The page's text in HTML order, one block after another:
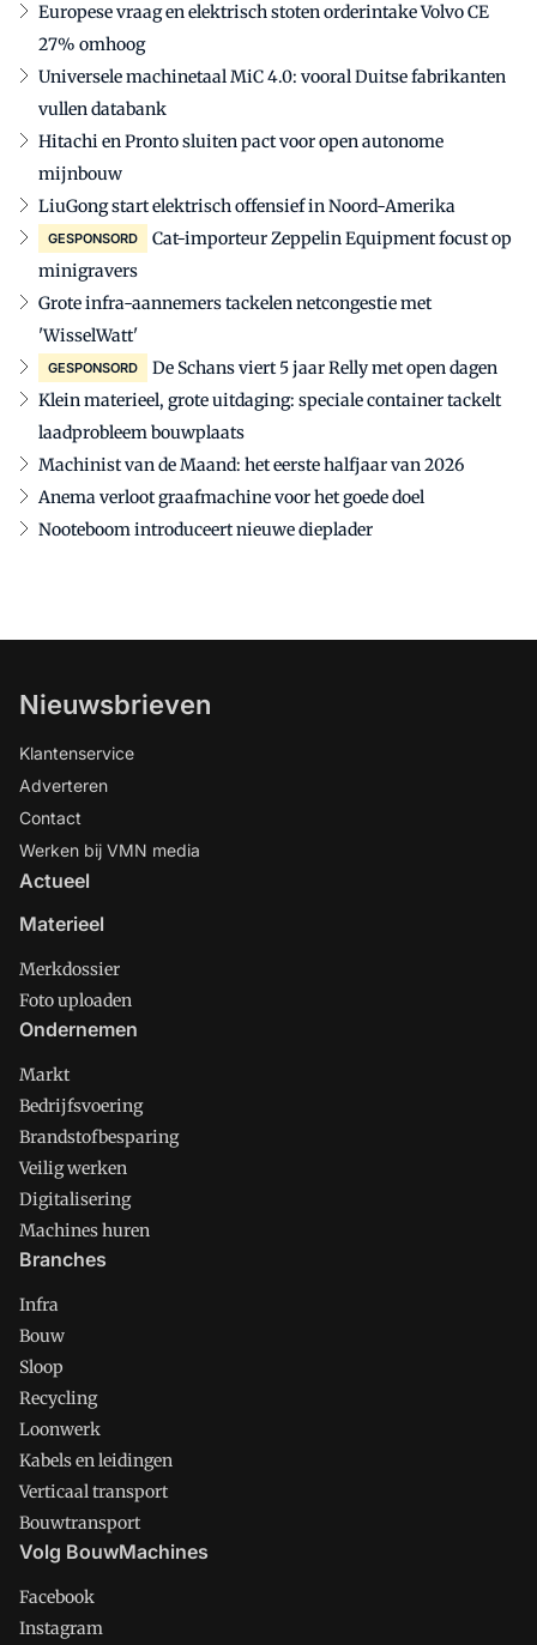
Europese vraag en elektrisch stoten orderintake Volvo CE
27% omhoog
Universele machinetaal MiC 4.0: vooral Duitse fabrikanten
vullen databank
Hitachi en Pronto sluiten pact voor open autonome
mijnbouw
LiuGong start elektrisch offensief in Noord-Amerika
GESPONSORD
Cat-importeur Zeppelin Equipment focust op
minigravers
Grote infra-aannemers tackelen netcongestie met
'WisselWatt'
GESPONSORD
De Schans viert 5 jaar Relly met open dagen
Klein materieel, grote uitdaging: speciale container tackelt
laadprobleem bouwplaats
Machinist van de Maand: het eerste halfjaar van 2026
Anema verloot graafmachine voor het goede doel
Nooteboom introduceert nieuwe dieplader
Nieuwsbrieven
Klantenservice
Adverteren
Contact
Werken bij VMN media
Actueel
Materieel
Merkdossier
Foto uploaden
Ondernemen
Markt
Bedrijfsvoering
Brandstofbesparing
Veilig werken
Digitalisering
Machines huren
Branches
Infra
Bouw
Sloop
Recycling
Loonwerk
Kabels en leidingen
Verticaal transport
Bouwtransport
Volg BouwMachines
Facebook
Instagram